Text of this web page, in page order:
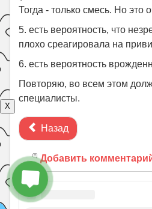
Тогда - только смесь. Но это
5. есть вероятность, что
плохо среагировала на
6. есть вероятность
Повторяю, во всем этом
специалисты.
Назад
Добавить
X